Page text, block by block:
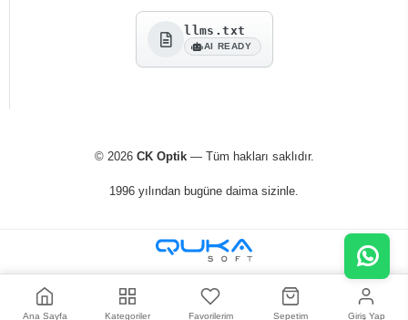
llms.txt
AI READY
© 2026 CK Optik— Tüm hakları saklıdır.
1996 yılından bugüne daima sizinle.
Ana Sayfa Kategoriler Favorilerim Sepetim Giriş Yap